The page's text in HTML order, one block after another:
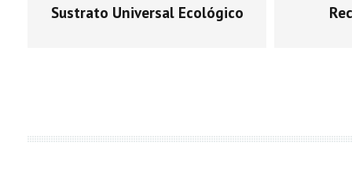
Sustrato Universal Ecológico